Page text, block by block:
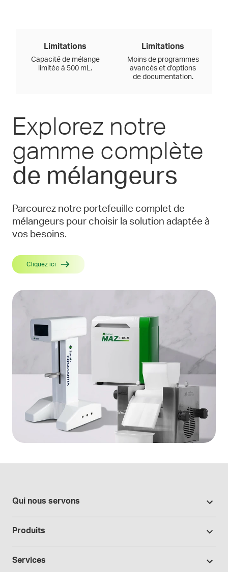
Limitations
Capacité de mélange
limitée à 500 mL.
Limitations
Moins de programmes
avancés et d’options
de documentation.
Explorez notre
gamme complète
de mélangeurs
Parcourez notre portefeuille complet de
mélangeurs pour choisir la solution adaptée à
vos besoins.
Cliquez ici
Qui nous servons
Fabrication sous contrat
Produits
Services